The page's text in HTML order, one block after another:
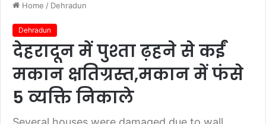
Home / Dehradun
Dehradun
देहरादून में पुश्ता ढ़हने से कईं
मकान क्षतिग्रस्त,मकान में फंसे
5 व्यक्ति निकाले